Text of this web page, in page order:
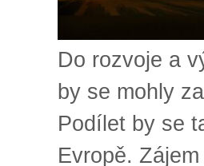
Do rozvoje a
by se mohly
Podílet by se
Evropě.